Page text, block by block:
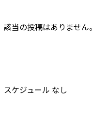
該当の投稿はありません。
スケジュール なし